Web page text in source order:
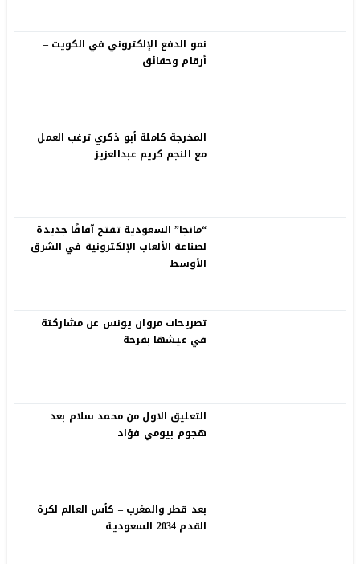
نمو الدفع الإلكتروني في الكويت –
أرقام وحقائق
المخرجة كاملة أبو ذكري ترغب العمل
مع النجم كريم عبدالعزيز
“مانجا” السعودية تفتح آفاقًا جديدة
لصناعة الألعاب الإلكترونية في الشرق
الأوسط
تصريحات مروان يونس عن مشاركتة
في عيشها بفرحة
التعليق الاول من محمد سلام بعد
هجوم بيومي فؤاد
بعد قطر والمغرب – كأس العالم لكرة
القدم 2034 السعودية